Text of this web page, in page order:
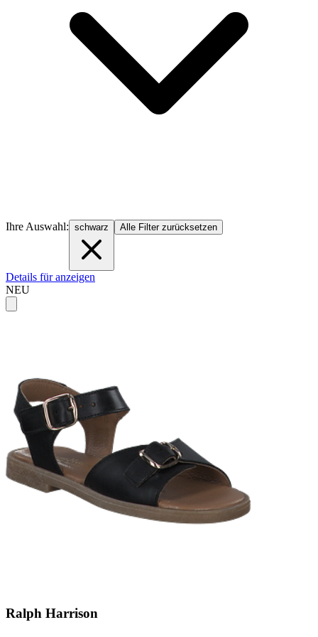
Ihre Auswahl: schwarz Alle Filter zurücksetzen
Details für anzeigen
NEU
Ralph Harrison